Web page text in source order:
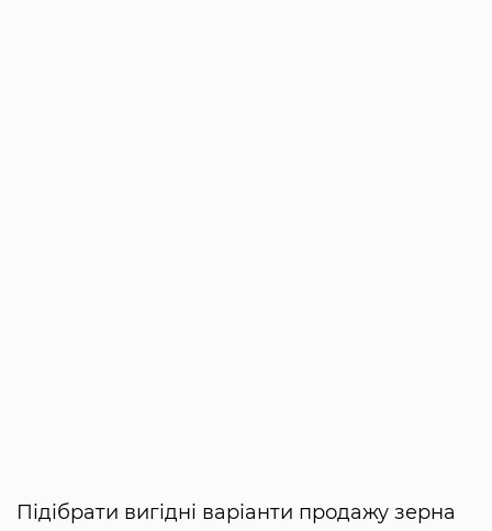
Підібрати вигідні варіанти продажу зерна